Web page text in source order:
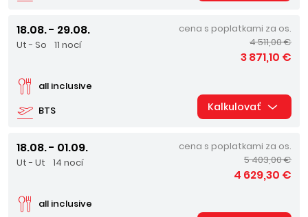
18.08. - 29.08.
Ut - So 11 nocí
BTS
all inclusive
cena s poplatkami za os.
4 511,00 €
3 871,10 €
Kalkulovať
18.08. - 01.09.
Ut - Ut 14 nocí
all inclusive
cena s poplatkami za os.
5 403,00 €
4 629,30 €